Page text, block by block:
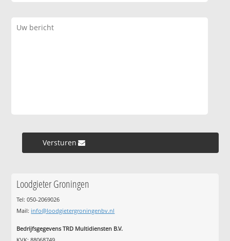
Versturen »
Loodgieter Groningen
Tel: 050-2069026
Mail: info@loodgietergroningenbv.nl
Bedrijfsgegevens TRD Multidiensten B.V.